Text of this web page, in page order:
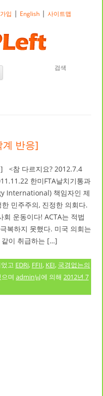
내용으로 바로가기검색
입 | English |사이트맵
계 반응]
] <참 다르지요? 2012.7.4
한미FTA날치기통과
International) 책임자인 제
민주주의, 진정한 의회다.
운동이다! ACTA는 적법
복하지 못했다. 미국 의회는
같이 취급하는 […]
고 EDRi, FFII, KEI, 국경없는의
며 admin님에 의해 2012년 7